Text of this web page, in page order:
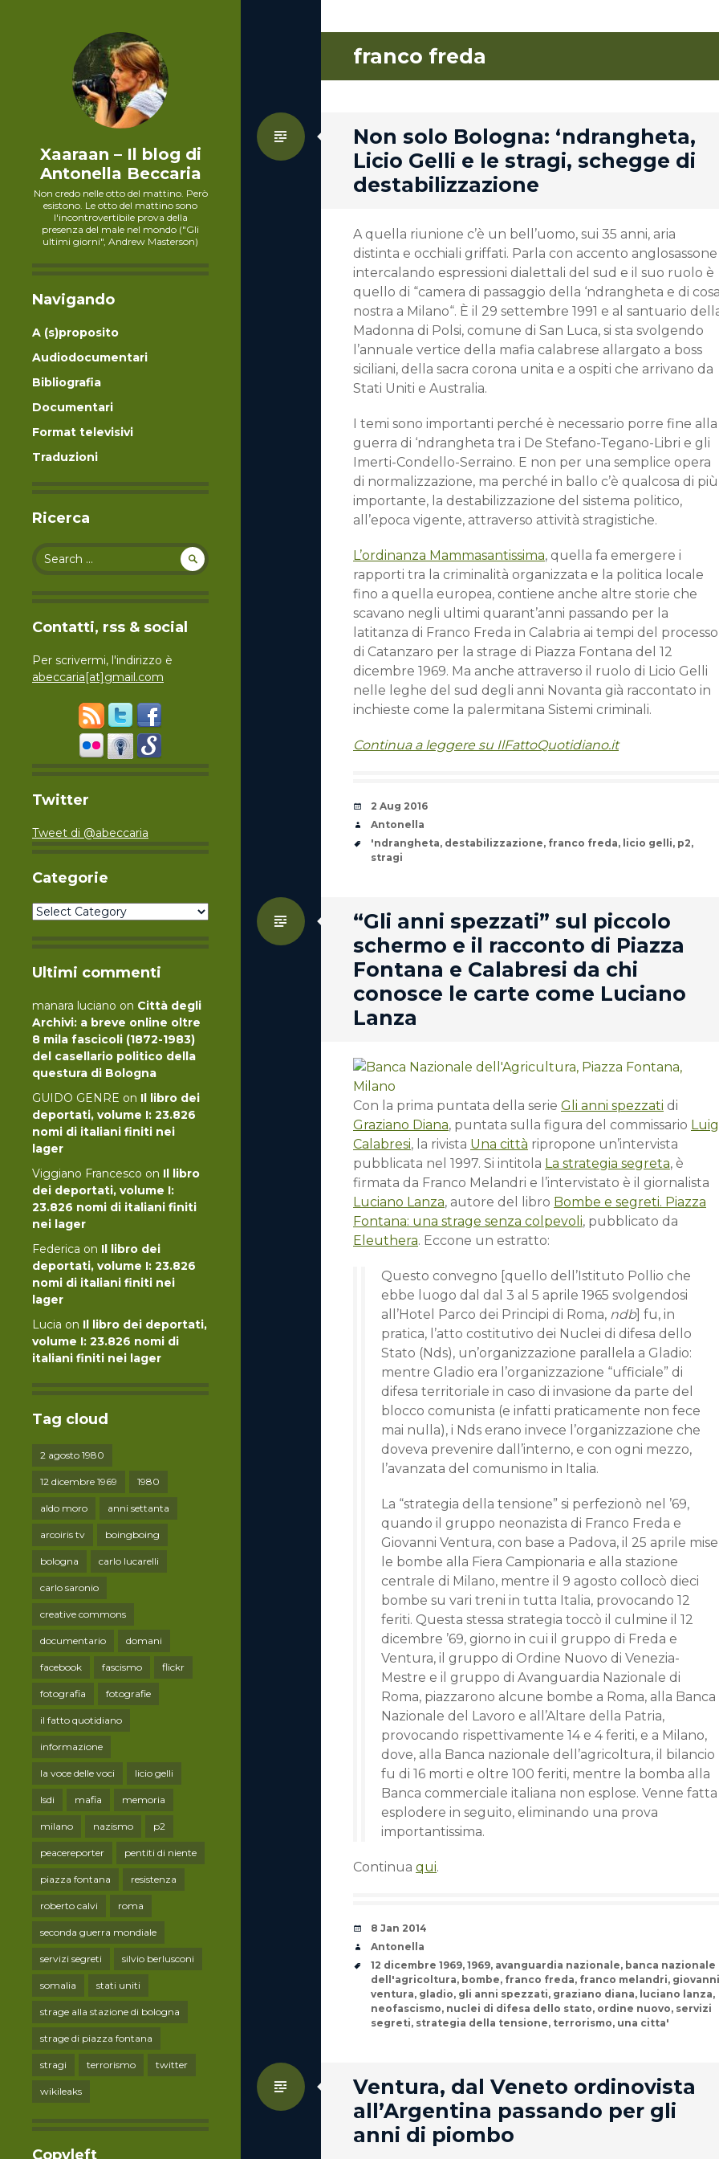
Xaaraan – Il blog di
Antonella Beccaria
Non credo nelle otto del mattino. Però
esistono. Le otto del mattino sono
l'incontrovertibile prova della
presenza del male nel mondo ("Gli
ultimi giorni", Andrew Masterson)
Navigando
A (s)proposito
Audiodocumentari
Bibliografia
Documentari
Format televisivi
Traduzioni
Ricerca
Search for:
Contatti, rss & social
Per scrivermi, l'indirizzo è
abeccaria[at]gmail.com
Twitter
Tweet di @abeccaria
Categorie
Categorie
Ultimi commenti
manara luciano on Città degli
Archivi: a breve online oltre
8 mila fascicoli (1872-1983)
del casellario politico della
questura di Bologna
GUIDO GENRE on Il libro dei
deportati, volume I: 23.826
nomi di italiani finiti nei
lager
Viggiano Francesco on Il libro
dei deportati, volume I:
23.826 nomi di italiani finiti
nei lager
Federica on Il libro dei
deportati, volume I: 23.826
nomi di italiani finiti nei
lager
Lucia on Il libro dei deportati,
volume I: 23.826 nomi di
italiani finiti nei lager
Tag cloud
2 agosto 1980
12 dicembre 1969 1980
aldo moro anni settanta
arcoiris tv boingboing
bologna carlo lucarelli
carlo saronio
creative commons
documentario domani
facebook fascismo flickr
fotografia fotografie
il fatto quotidiano
informazione
la voce delle voci licio gelli
lsdi mafia memoria
milano nazismo p2
peacereporter pentiti di niente
piazza fontana resistenza
roberto calvi roma
seconda guerra mondiale
servizi segreti silvio berlusconi
somalia stati uniti
strage alla stazione di bologna
strage di piazza fontana
stragi terrorismo twitter
wikileaks
Copyleft
franco freda
Non solo Bologna: ‘ndrangheta,
Licio Gelli e le stragi, schegge di
destabilizzazione
Standard
A quella riunione c’è un bell’uomo, sui 35 anni, aria
distinta e occhiali griffati. Parla con accento anglosassone
intercalando espressioni dialettali del sud e il suo ruolo è
quello di “camera di passaggio della ‘ndrangheta e di
nostra a Milano“. È il 29 settembre 1991 e al santuario
Madonna di Polsi, comune di San Luca, si sta svolgendo
l’annuale vertice della mafia calabrese allargato a boss
siciliani, della sacra corona unita e a ospiti che arrivano da
Stati Uniti e Australia.
I temi sono importanti perché è necessario porre fine alla
guerra di ‘ndrangheta tra i De Stefano-Tegano-Libri e gli
Imerti-Condello-Serraino. E non per una semplice opera
di normalizzazione, ma perché in ballo c’è qualcosa di più
importante, la destabilizzazione del sistema politico,
all’epoca vigente, attraverso attività stragistiche.
L’ordinanza Mammasantissima, quella fa emergere i
rapporti tra la criminalità organizzata e la politica locale
fino a quella europea, contiene anche altre storie che
scavano negli ultimi quarant’anni passando per la
latitanza di Franco Freda in Calabria ai tempi del processo
di Catanzaro per la strage di Piazza Fontana del 12
dicembre 1969. Ma anche attraverso il ruolo di Licio Gelli
nelle leghe del sud degli anni Novanta già raccontato in
inchieste come la palermitana Sistemi criminali.
Continua a leggere su IlFattoQuotidiano.it
Date
2 Aug 2016
Author
Antonella
Tags
'ndrangheta, destabilizzazione, franco freda, licio gelli, p2,
stragi
“Gli anni spezzati” sul piccolo
schermo e il racconto di Piazza
Fontana e Calabresi da chi
conosce le carte come Luciano
Lanza
Standard
Con la prima puntata della serie Gli anni spezzati di
Graziano Diana, puntata sulla figura del commissario
Calabresi, la rivista Una città ripropone un’intervista
pubblicata nel 1997. Si intitola La strategia segreta, è
firmata da Franco Melandri e l’intervistato è il giornalista
Luciano Lanza, autore del libro Bombe e segreti. Piazza
Fontana: una strage senza colpevoli, pubblicato da
Eleuthera. Eccone un estratto:
Questo convegno [quello dell’Istituto Pollio che
ebbe luogo dal dal 3 al 5 aprile 1965 svolgendosi
all’Hotel Parco dei Principi di Roma, ndb] fu, in
pratica, l’atto costitutivo dei Nuclei di difesa dello
Stato (Nds), un’organizzazione parallela a Gladio:
mentre Gladio era l’organizzazione “ufficiale” di
difesa territoriale in caso di invasione da parte del
blocco comunista (e infatti praticamente non fece
mai nulla), i Nds erano invece l’organizzazione che
doveva prevenire dall’interno, e con ogni mezzo,
l’avanzata del comunismo in Italia.
La “strategia della tensione” si perfezionò nel ’69,
quando il gruppo neonazista di Franco Freda e
Giovanni Ventura, con base a Padova, il 25 aprile mise
le bombe alla Fiera Campionaria e alla stazione
centrale di Milano, mentre il 9 agosto collocò dieci
bombe su vari treni in tutta Italia, provocando 12
feriti. Questa stessa strategia toccò il culmine il 12
dicembre ’69, giorno in cui il gruppo di Freda e
Ventura, il gruppo di Ordine Nuovo di Venezia-
Mestre e il gruppo di Avanguardia Nazionale di
Roma, piazzarono alcune bombe a Roma, alla Banca
Nazionale del Lavoro e all’Altare della Patria,
provocando rispettivamente 14 e 4 feriti, e a Milano,
dove, alla Banca nazionale dell’agricoltura, il bilancio
fu di 16 morti e oltre 100 feriti, mentre la bomba alla
Banca commerciale italiana non esplose. Venne fatta
esplodere in seguito, eliminando una prova
importantissima.
Continua qui.
Date
8 Jan 2014
Author
Antonella
Tags
12 dicembre 1969, 1969, avanguardia nazionale, banca nazionale
dell'agricoltura, bombe, franco freda, franco melandri, giovanni
ventura, gladio, gli anni spezzati, graziano diana, luciano lanza,
neofascismo, nuclei di difesa dello stato, ordine nuovo, servizi
segreti, strategia della tensione, terrorismo, una citta'
Ventura, dal Veneto ordinovista
all’Argentina passando per gli
anni di piombo
Standard